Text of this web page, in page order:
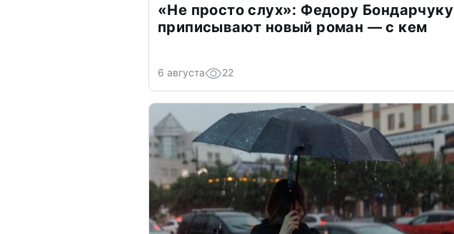
«Не просто слух»: Федору Бондарчуку
приписывают новый роман — с кем
6 августа 22